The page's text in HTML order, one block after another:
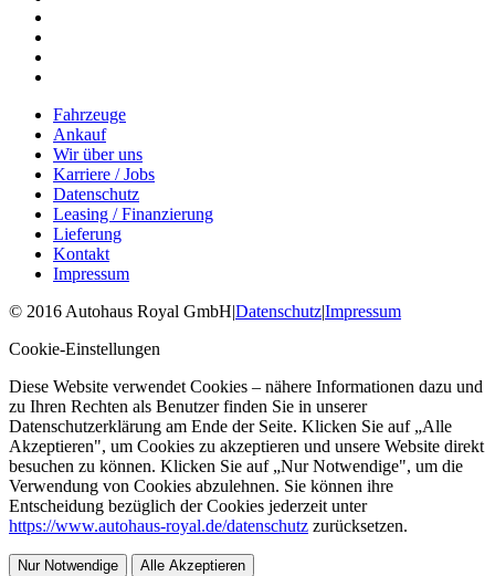
Fahrzeuge
Ankauf
Wir über uns
Karriere / Jobs
Datenschutz
Leasing / Finanzierung
Lieferung
Kontakt
Impressum
© 2016 Autohaus Royal GmbH|Datenschutz|Impressum
Cookie-Einstellungen
Diese Website verwendet Cookies – nähere Informationen dazu und
zu Ihren Rechten als Benutzer finden Sie in unserer
Datenschutzerklärung am Ende der Seite. Klicken Sie auf „Alle
Akzeptieren", um Cookies zu akzeptieren und unsere Website direkt
besuchen zu können. Klicken Sie auf „Nur Notwendige", um die
Verwendung von Cookies abzulehnen. Sie können ihre
Entscheidung bezüglich der Cookies jederzeit unter
https://www.autohaus-royal.de/datenschutz zurücksetzen.
Nur Notwendige Alle Akzeptieren